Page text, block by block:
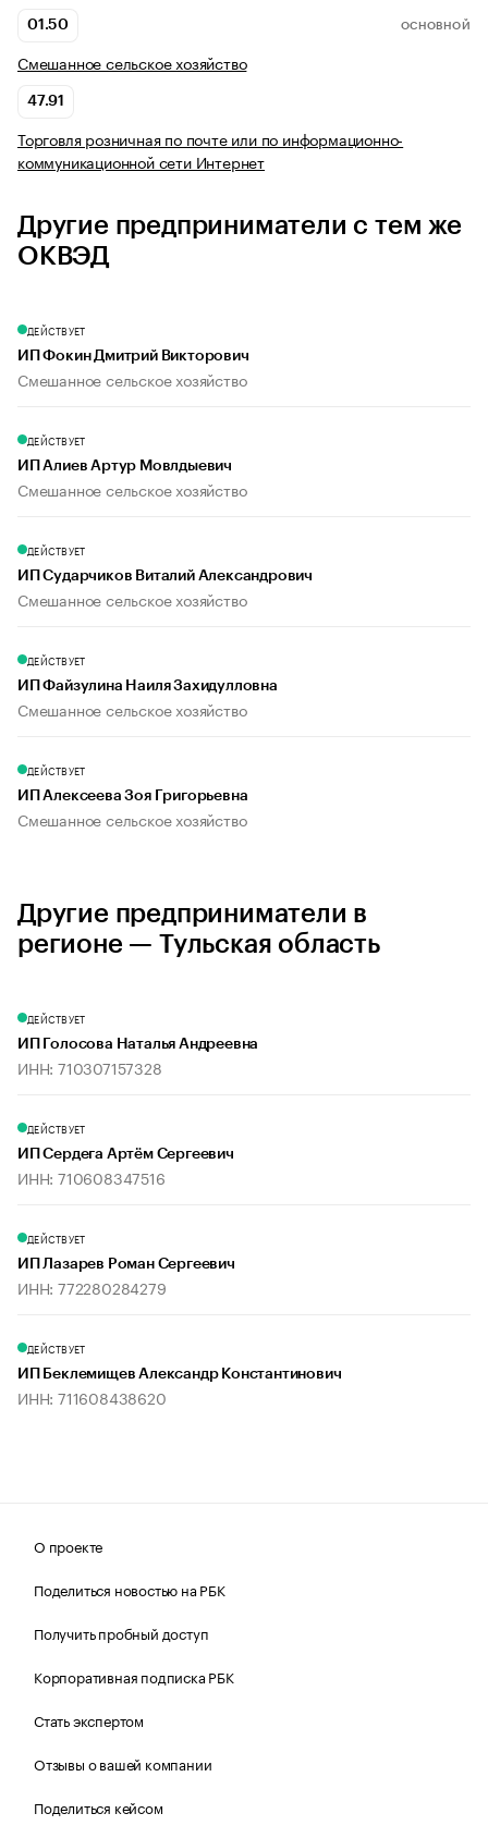
01.50 ОСНОВНОЙ
Смешанное сельское хозяйство
47.91
Торговля розничная по почте или по информационно-
коммуникационной сети Интернет
Другие предприниматели с тем же
ОКВЭД
ДЕЙСТВУЕТ
ИП Фокин Дмитрий Викторович
Смешанное сельское хозяйство
ДЕЙСТВУЕТ
ИП Алиев Артур Мовлдыевич
Смешанное сельское хозяйство
ДЕЙСТВУЕТ
ИП Сударчиков Виталий Александрович
Смешанное сельское хозяйство
ДЕЙСТВУЕТ
ИП Файзулина Наиля Захидулловна
Смешанное сельское хозяйство
ДЕЙСТВУЕТ
ИП Алексеева Зоя Григорьевна
Смешанное сельское хозяйство
Другие предприниматели в
регионе — Тульская область
ДЕЙСТВУЕТ
ИП Голосова Наталья Андреевна
ИНН: 710307157328
ДЕЙСТВУЕТ
ИП Сердега Артём Сергеевич
ИНН: 710608347516
ДЕЙСТВУЕТ
ИП Лазарев Роман Сергеевич
ИНН: 772280284279
ДЕЙСТВУЕТ
ИП Беклемищев Александр Константинович
ИНН: 711608438620
О проекте
Поделиться новостью на РБК
Получить пробный доступ
Корпоративная подписка РБК
Стать экспертом
Отзывы о вашей компании
Поделиться кейсом